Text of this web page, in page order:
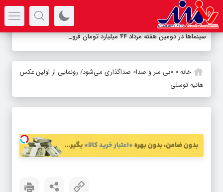
سینماها در دومین هفته‌ مرداد ۴۴ میلیارد تومان فروختند/ _
خانه» «بی سر و صدا» صداگذاری می‌شود/ رونمایی از اولین عکس
هانیه توسلی